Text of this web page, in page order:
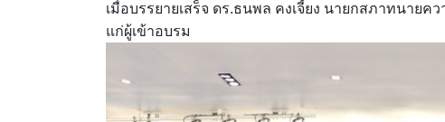
เมื่อบรรยายเสร็จ ดร.ธนพล คงเจี้ยง นายกสภาทนาย
แก่ผู้เข้าอบรม